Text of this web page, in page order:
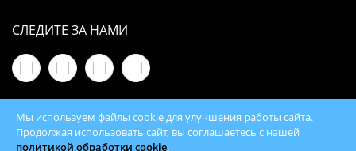
СЛЕДИТЕ ЗА НАМИ
Мы используем файлы cookie для улучшения работы сайта.
Продолжая использовать сайт, вы соглашаетесь с нашей
политикой обработки cookie.